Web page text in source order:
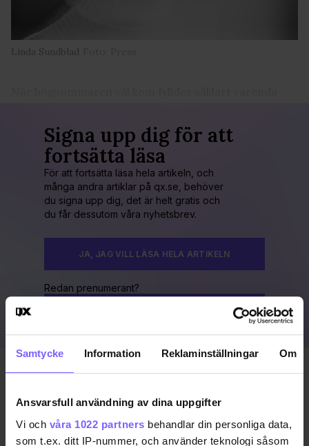
Samtycke Information Reklaminställningar Om
Ansvarsfull användning av dina uppgifter
Vi och våra 1022 partners behandlar din personliga data,
som t.ex. ditt IP-nummer, och använder teknologi såsom
Linda Sundblad
Signa upp dig för att
fortsätta läsa
För att fortsätta läsa hela artikeln, och
många andra artiklar på qx.se, behöver
du signa upp dig, det är helt gratis och
du får dessutom våra nyhetsbrev.
JA, JAG VILL LÄSA HELA ARTIKELN
Redan prenumerant?
MADONNA MÄLARPAVILJONGEN